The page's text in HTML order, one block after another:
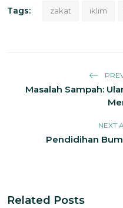
Tags: zakat iklim
Masalah Sampah:
NEXT
Pendidihan
Related Posts